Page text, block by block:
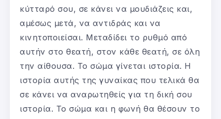
κύτταρό σου, σε κάνει να μουδιάζεις και,
αμέσως μετά, να αντιδράς και να
κινητοποιείσαι. Μεταδίδει το ρυθμό από
αυτήν στο θεατή, στον κάθε θεατή, σε όλη
την αίθουσα. Το σώμα γίνεται ιστορία. Η
ιστορία αυτής της γυναίκας που τελικά θα
σε κάνει να αναρωτηθείς για τη δική σου
ιστορία. Το σώμα και η φωνή θα θέσουν το